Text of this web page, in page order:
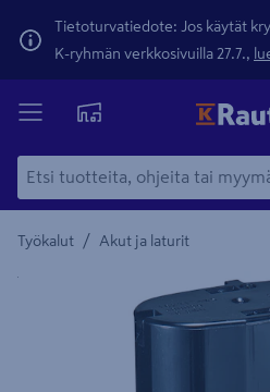
Tietoturvatiedote: Jos käytät
K-ryhmän verkkosivuilla 27.7.,
Työkalut / Akut ja laturit
Yksityiskohtainen kuvaus